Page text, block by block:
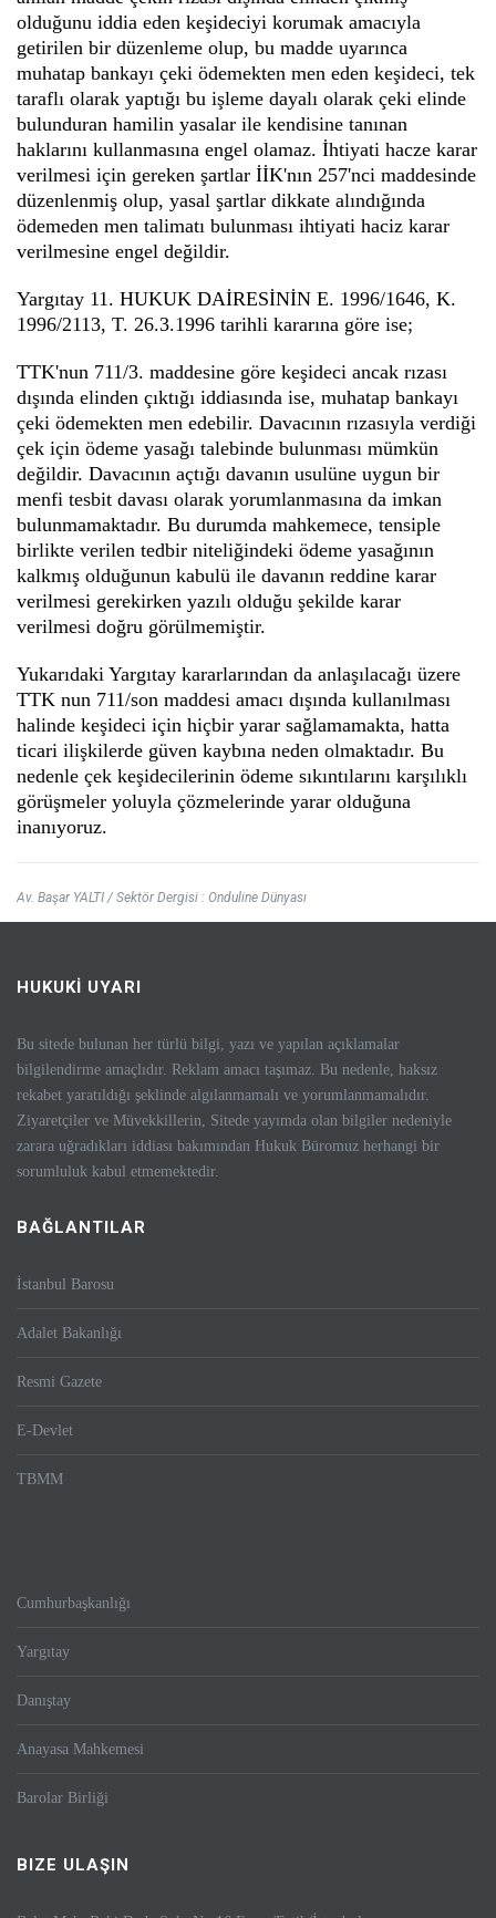
olduğunu iddia eden keşideciyi korumak amacıyla
getirilen bir düzenleme olup, bu madde uyarınca
muhatap bankayı çeki ödemekten men eden keşideci, tek
taraflı olarak yaptığı bu işleme dayalı olarak çeki elinde
bulunduran hamilin yasalar ile kendisine tanınan
haklarını kullanmasına engel olamaz. İhtiyati hacze karar
verilmesi için gereken şartlar İİK'nın 257'nci maddesinde
düzenlenmiş olup, yasal şartlar dikkate alındığında
ödemeden men talimatı bulunması ihtiyati haciz karar
verilmesine engel değildir.
Yargıtay 11. HUKUK DAİRESİNİN E. 1996/1646, K.
1996/2113, T. 26.3.1996 tarihli kararına göre ise;
TTK'nun 711/3. maddesine göre keşideci ancak rızası
dışında elinden çıktığı iddiasında ise, muhatap bankayı
çeki ödemekten men edebilir. Davacının rızasıyla verdiği
çek için ödeme yasağı talebinde bulunması mümkün
değildir. Davacının açtığı davanın usulüne uygun bir
menfi tesbit davası olarak yorumlanmasına da imkan
bulunmamaktadır. Bu durumda mahkemece, tensiple
birlikte verilen tedbir niteliğindeki ödeme yasağının
kalkmış olduğunun kabulü ile davanın reddine karar
verilmesi gerekirken yazılı olduğu şekilde karar
verilmesi doğru görülmemiştir.
Yukarıdaki Yargıtay kararlarından da anlaşılacağı üzere
TTK nun 711/son maddesi amacı dışında kullanılması
halinde keşideci için hiçbir yarar sağlamamakta, hatta
ticari ilişkilerde güven kaybına neden olmaktadır. Bu
nedenle çek keşidecilerinin ödeme sıkıntılarını karşılıklı
görüşmeler yoluyla çözmelerinde yarar olduğuna
inanıyoruz.
Av. Başar YALTI / Sektör Dergisi : Onduline Dünyası
HUKUKİ UYARI
Bu sitede bulunan her türlü bilgi, yazı ve yapılan açıklamalar
bilgilendirme amaçlıdır. Reklam amacı taşımaz. Bu nedenle, haksız
rekabet yaratıldığı şeklinde algılanmamalı ve yorumlanmamalıdır.
Ziyaretçiler ve Müvekkillerin, Sitede yayımda olan bilgiler nedeniyle
zarara uğradıkları iddiası bakımından Hukuk Büromuz herhangi bir
sorumluluk kabul etmemektedir.
BAĞLANTILAR
İstanbul Barosu
Adalet Bakanlığı
Resmi Gazete
E-Devlet
TBMM
Cumhurbaşkanlığı
Yargıtay
Danıştay
Anayasa Mahkemesi
Barolar Birliği
BIZE ULAŞIN